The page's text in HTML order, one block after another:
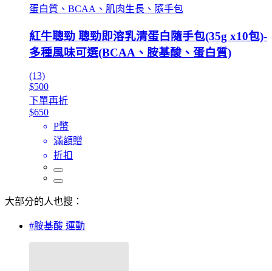
蛋白質、BCAA、肌肉生長、隨手包
紅牛聰勁 聰勁即溶乳清蛋白隨手包(35g x10包)-
多種風味可選(BCAA、胺基酸、蛋白質)
(13)
$500
下單再折
$650
P幣
滿額贈
折扣
大部分的人也搜：
#胺基酸 運動